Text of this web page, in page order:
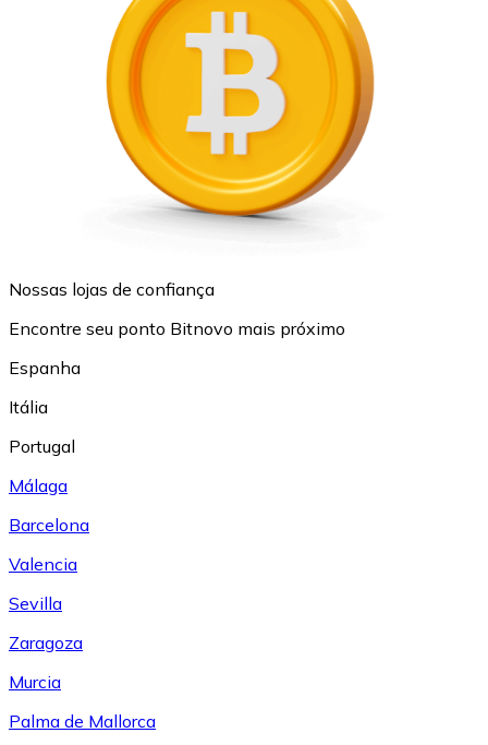
Nossas lojas de confiança
Encontre seu ponto Bitnovo mais próximo
Espanha
Itália
Portugal
Málaga
Barcelona
Valencia
Sevilla
Zaragoza
Murcia
Palma de Mallorca